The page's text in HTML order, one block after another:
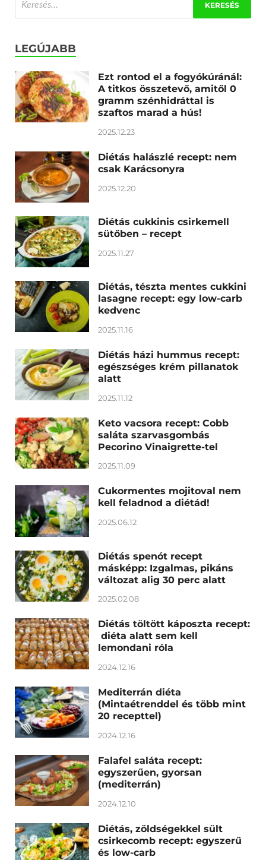
LEGÚJABB
Ezt rontod el a fogyókúránál:
A titkos összetevő, amitől 0
gramm szénhidráttal is
szaftos marad a hús!
2025.12.23
Diétás halászlé recept: nem
csak Karácsonyra
2025.12.20
Diétás cukkinis csirkemell
sütőben – recept
2025.11.27
Diétás, tészta mentes cukkini
lasagne recept: egy low-carb
kedvenc
2025.11.16
Diétás házi hummus recept:
egészséges krém pillanatok
alatt
2025.11.12
Keto vacsora recept: Cobb
saláta szarvasgombás
Pecorino Vinaigrette-tel
2025.11.09
Cukormentes mojitoval nem
kell feladnod a diétád!
2025.06.12
Diétás spenót recept
másképp: Izgalmas, pikáns
változat alig 30 perc alatt
2025.02.08
Diétás töltött káposzta recept:
diéta alatt sem kell
lemondani róla
2024.12.16
Mediterrán diéta
(Mintaétrenddel és több mint
20 recepttel)
2024.12.16
Falafel saláta recept:
egyszerűen, gyorsan
(mediterrán)
2024.12.10
Diétás, zöldségekkel sült
csirkecomb recept: egyszerű
és low-carb